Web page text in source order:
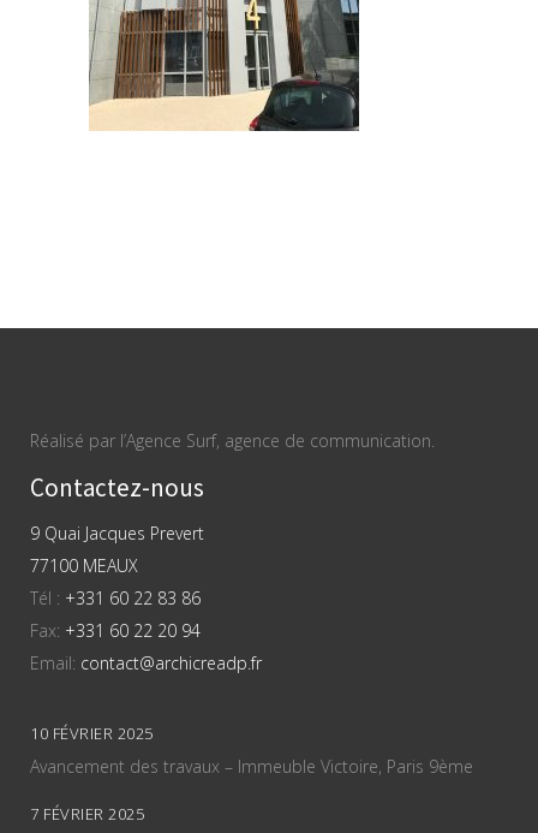
Réalisé par l’Agence Surf, agence de communication.
Contactez-nous
9 Quai Jacques Prevert
77100 MEAUX
Tél : +331 60 22 83 86
Fax: +331 60 22 20 94
Email: contact@archicreadp.fr
10 FÉVRIER 2025
Avancement des travaux – Immeuble Victoire, Paris 9ème
7 FÉVRIER 2025